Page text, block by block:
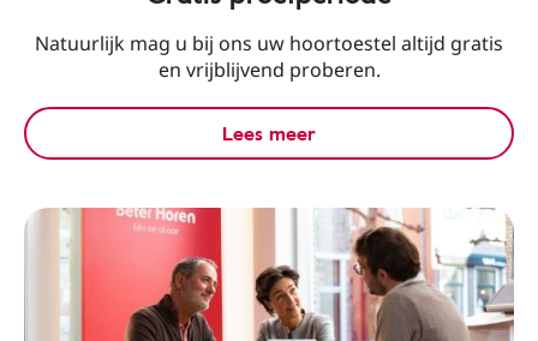
Natuurlijk mag u bij ons uw hoortoestel altijd gratis
en vrijblijvend proberen.
Lees meer